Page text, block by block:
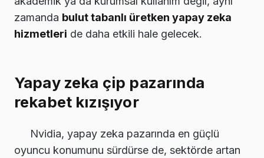
zamanda bulut tabanlı üretken yapay zeka
hizmetleri de daha etkili hale gelecek.
Yapay zeka çip pazarında
rekabet kızışıyor
Nvidia, yapay zeka pazarında en güçlü
oyuncu konumunu sürdürse de, sektörde artan